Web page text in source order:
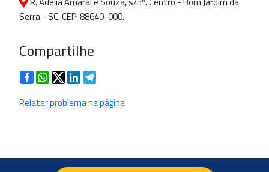
Serra - SC. CEP: 88640-000.
Compartilhe
FacebookWhatsApp
TwitterLinkedIn
Relatar problema na página